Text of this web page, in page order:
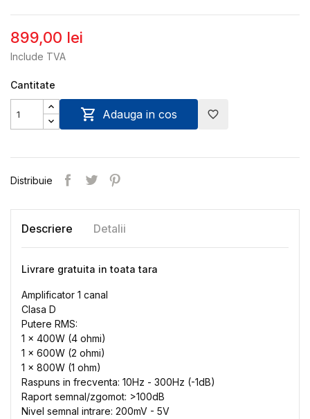
899,00 lei
Include TVA
Cantitate
 Adauga in cos favorite_border
Distribuie
Descriere Detalii
Livrare gratuita in toata tara
Amplificator 1 canal
Clasa D
Putere RMS:
1 x 400W (4 ohmi)
1 x 600W (2 ohmi)
1 x 800W (1 ohm)
Raspuns in frecventa: 10Hz - 300Hz (-1dB)
Raport semnal/zgomot: >100dB
Nivel semnal intrare: 200mV - 5V